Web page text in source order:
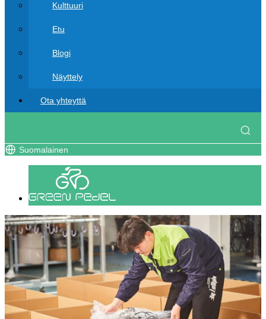
Kulttuuri
Etu
Blogi
Näyttely
Ota yhteyttä
Suomalainen